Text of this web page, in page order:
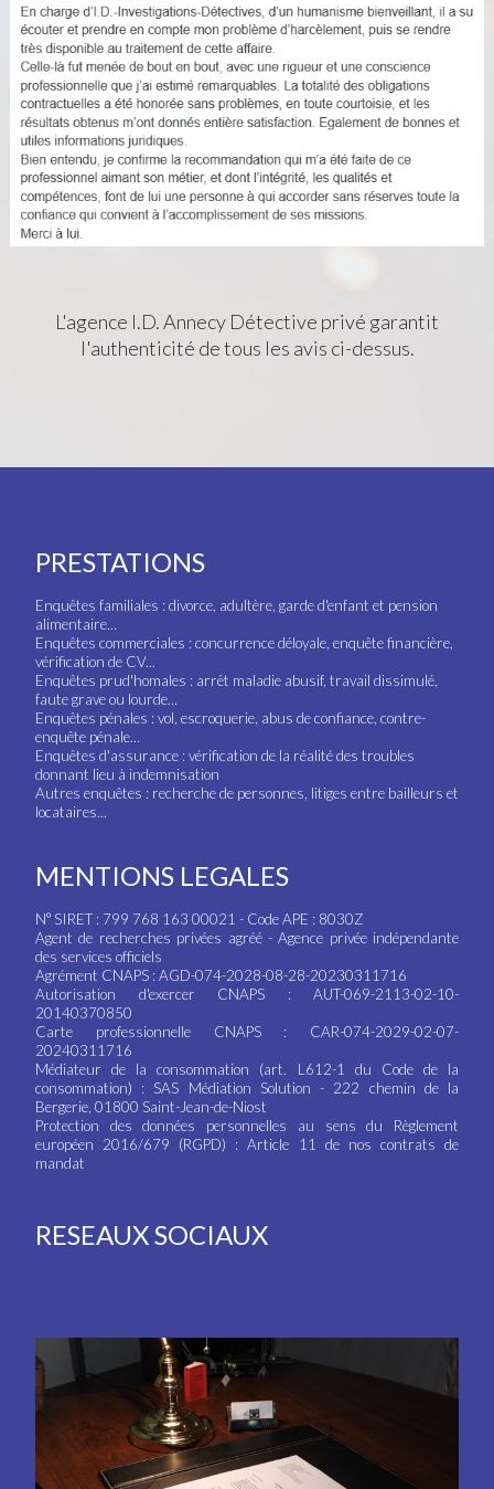
L'agence I.D. Annecy Détective privé garantit
l'authenticité de tous les avis ci-dessus.
PRESTATIONS
Enquêtes familiales : divorce, adultère, garde d'enfant et pension
alimentaire...
Enquêtes commerciales : concurrence déloyale, enquête financière,
vérification de CV...
Enquêtes prud'homales : arrêt maladie abusif, travail dissimulé,
faute grave ou lourde...
Enquêtes pénales : vol, escroquerie, abus de confiance, contre-
enquête pénale...
Enquêtes d'assurance : vérification de la réalité des troubles
donnant lieu à indemnisation
Autres enquêtes : recherche de personnes, litiges entre bailleurs et
locataires...
MENTIONS LEGALES
N° SIRET : 799 768 163 00021 - Code APE : 8030Z
Agent de recherches privées agréé - Agence privée indépendante
des services officiels
Agrément CNAPS : AGD-074-2028-08-28-20230311716
Autorisation d'exercer CNAPS : AUT-069-2113-02-10-
20140370850
Carte professionnelle CNAPS : CAR-074-2029-02-07-
20240311716
Médiateur de la consommation (art. L612-1 du Code de la
consommation) : SAS Médiation Solution - 222 chemin de la
Bergerie, 01800 Saint-Jean-de-Niost
Protection des données personnelles au sens du Règlement
européen 2016/679 (RGPD) : Article 11 de nos contrats de
mandat
RESEAUX SOCIAUX